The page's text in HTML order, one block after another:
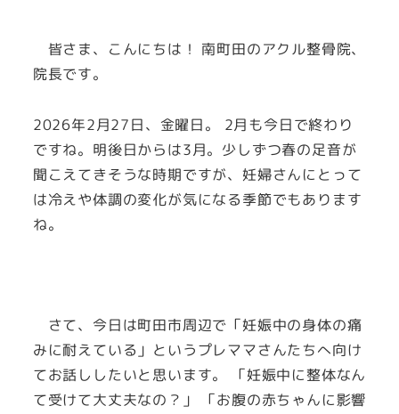
皆さま、こんにちは！ 南町田のアクル整骨院、
院長です。
2026年2月27日、金曜日。 2月も今日で終わり
ですね。明後日からは3月。少しずつ春の足音が
聞こえてきそうな時期ですが、妊婦さんにとって
は冷えや体調の変化が気になる季節でもあります
ね。
さて、今日は町田市周辺で「妊娠中の身体の痛
みに耐えている」というプレママさんたちへ向け
てお話ししたいと思います。 「妊娠中に整体なん
て受けて大丈夫なの？」 「お腹の赤ちゃんに影響